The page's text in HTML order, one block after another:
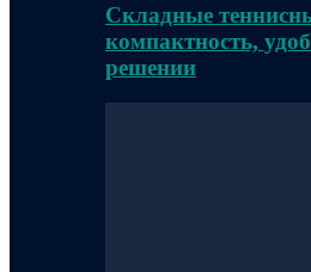
Складные
компактность,
решении